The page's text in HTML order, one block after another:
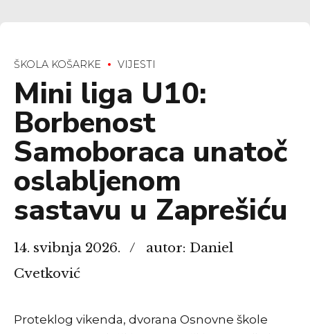
ŠKOLA KOŠARKE VIJESTI
Mini liga U10:
Borbenost
Samoboraca unatoč
oslabljenom
sastavu u Zaprešiću
14. svibnja 2026.
autor: Daniel
Cvetković
Proteklog vikenda, dvorana Osnovne škole